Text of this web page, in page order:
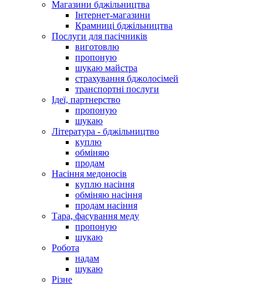
Магазини бджільництва
Інтернет-магазини
Крамниці бджільництва
Послуги для пасічників
виготовлю
пропоную
шукаю майстра
страхування бджолосімей
транспортні послуги
Ідеї, партнерство
пропоную
шукаю
Література - бджільництво
куплю
обміняю
продам
Насіння медоносів
куплю насіння
обміняю насіння
продам насіння
Тара, фасування меду
пропоную
шукаю
Робота
надам
шукаю
Різне